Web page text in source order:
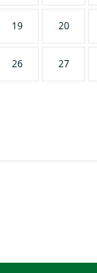
19 20
26 27